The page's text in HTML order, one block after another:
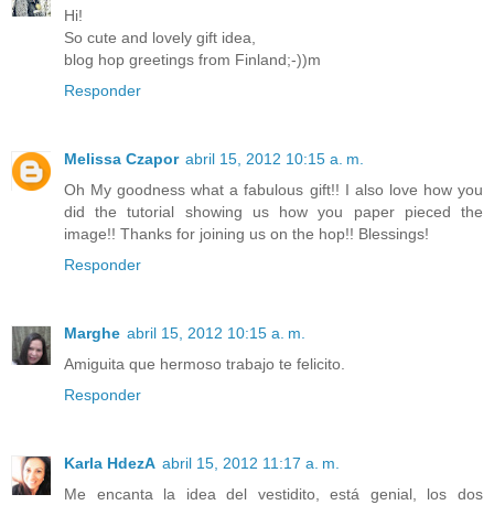
Hi!
So cute and lovely gift idea,
blog hop greetings from Finland;-))m
Responder
Melissa Czapor abril 15, 2012 10:15 a. m.
Oh My goodness what a fabulous gift!! I also love how you
did the tutorial showing us how you paper pieced the
image!! Thanks for joining us on the hop!! Blessings!
Responder
Marghe abril 15, 2012 10:15 a. m.
Amiguita que hermoso trabajo te felicito.
Responder
Karla HdezA abril 15, 2012 11:17 a. m.
Me encanta la idea del vestidito, está genial, los dos